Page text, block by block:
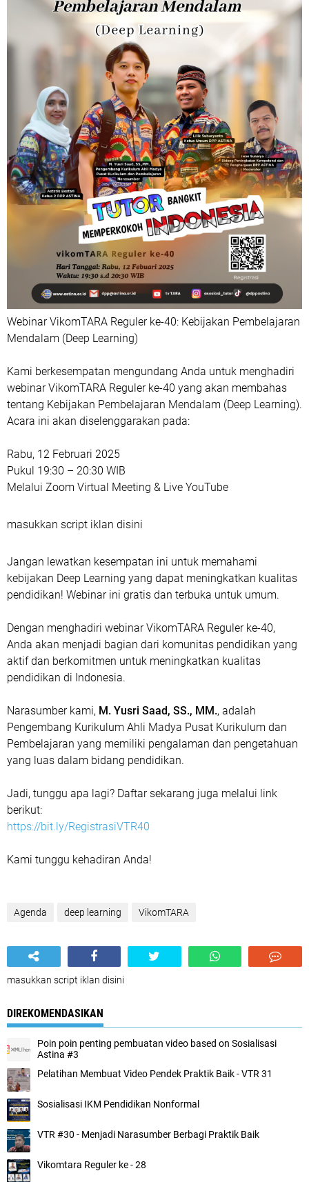
Webinar VikomTARA Reguler ke-40: Kebijakan Pembelajaran
Mendalam (Deep Learning)
Kami berkesempatan mengundang Anda untuk menghadiri
webinar VikomTARA Reguler ke-40 yang akan membahas
tentang Kebijakan Pembelajaran Mendalam (Deep Learning).
Acara ini akan diselenggarakan pada:
Rabu, 12 Februari 2025
Pukul 19:30 – 20:30 WIB
Melalui Zoom Virtual Meeting & Live YouTube
masukkan script iklan disini
Jangan lewatkan kesempatan ini untuk memahami
kebijakan Deep Learning yang dapat meningkatkan kualitas
pendidikan! Webinar ini gratis dan terbuka untuk umum.
Dengan menghadiri webinar VikomTARA Reguler ke-40,
Anda akan menjadi bagian dari komunitas pendidikan yang
aktif dan berkomitmen untuk meningkatkan kualitas
pendidikan di Indonesia.
Narasumber kami, M. Yusri Saad, SS., MM., adalah
Pengembang Kurikulum Ahli Madya Pusat Kurikulum dan
Pembelajaran yang memiliki pengalaman dan pengetahuan
yang luas dalam bidang pendidikan.
Jadi, tunggu apa lagi? Daftar sekarang juga melalui link
berikut:
https://bit.ly/RegistrasiVTR40
Kami tunggu kehadiran Anda!
Agenda deep learning VikomTARA
masukkan script iklan disini
DIREKOMENDASIKAN
Poin poin penting pembuatan video based on Sosialisasi
Astina #3
Pelatihan Membuat Video Pendek Praktik Baik - VTR 31
Sosialisasi IKM Pendidikan Nonformal
VTR #30 - Menjadi Narasumber Berbagi Praktik Baik
Vikomtara Reguler ke - 28